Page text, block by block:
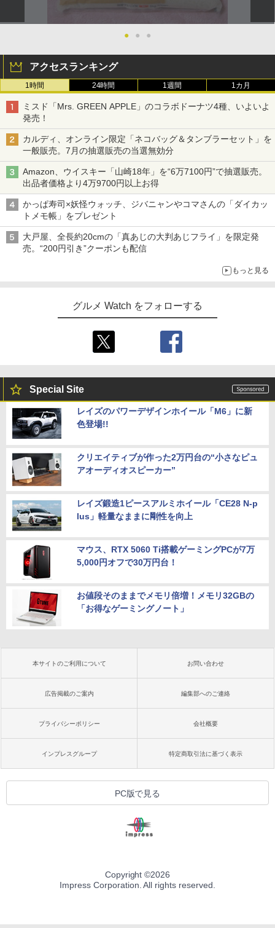
● ● ●
アクセスランキング
1時間 24時間 1週間 1カ月
ミスド「Mrs. GREEN APPLE」のコラボドーナツ4種、いよいよ
発売！
カルディ、オンライン限定「ネコバッグ＆タンブラーセット」を
一般販売。7月の抽選販売の当選無効分
Amazon、ウイスキー「山崎18年」を“6万7100円”で抽選販売。
出品者価格より4万9700円以上お得
かっぱ寿司×妖怪ウォッチ、ジバニャンやコマさんの「ダイカッ
トメモ帳」をプレゼント
大戸屋、全長約20cmの「真あじの大判あじフライ」を限定発
売。“200円引き”クーポンも配信
もっと見る
グルメ Watch をフォローする
Special Site
レイズのパワーデザインホイール「M6」に新
色登場!!
クリエイティブが作った2万円台の“小さなピュ
アオーディオスピーカー”
レイズ鍛造1ピースアルミホイール「CE28 N-p
lus」軽量なままに剛性を向上
マウス、RTX 5060 Ti搭載ゲーミングPCが7万
5,000円オフで30万円台！
お値段そのままでメモリ倍増！メモリ32GBの
「お得なゲーミングノート」
本サイトのご利用について お問い合わせ
広告掲載のご案内 編集部へのご連絡
プライバシーポリシー 会社概要
インプレスグループ 特定商取引法に基づく表示
PC版で見る
Copyright ©2026
Impress Corporation. All rights reserved.